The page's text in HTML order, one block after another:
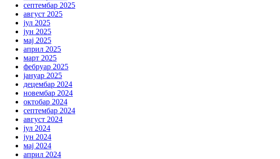
септембар 2025
август 2025
јул 2025
јун 2025
мај 2025
април 2025
март 2025
фебруар 2025
јануар 2025
децембар 2024
новембар 2024
октобар 2024
септембар 2024
август 2024
јул 2024
јун 2024
мај 2024
април 2024